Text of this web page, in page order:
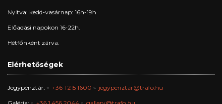
Nyitva: kedd-vasárnap: 16h-19h
Előadási napokon 16-22h.
Hétfőnként zárva.
Elérhetőségek
Jegypénztár: +36 1 215 1600 jegypenztar@trafo.hu